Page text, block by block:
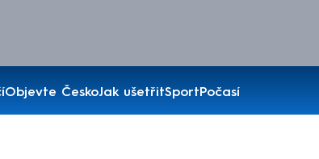
Objevte ČeskoJak ušetřitSportPočasí